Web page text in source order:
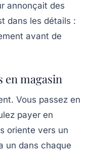
annonçait des
dans les détails :
avant de
en magasin
Vous passez en
payer en
oriente vers un
un dans chaque